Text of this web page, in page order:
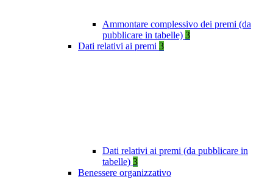
Ammontare complessivo dei premi (da
pubblicare in tabelle) 3
Dati relativi ai premi 3
Dati relativi ai premi (da pubblicare in
tabelle) 3
Benessere organizzativo